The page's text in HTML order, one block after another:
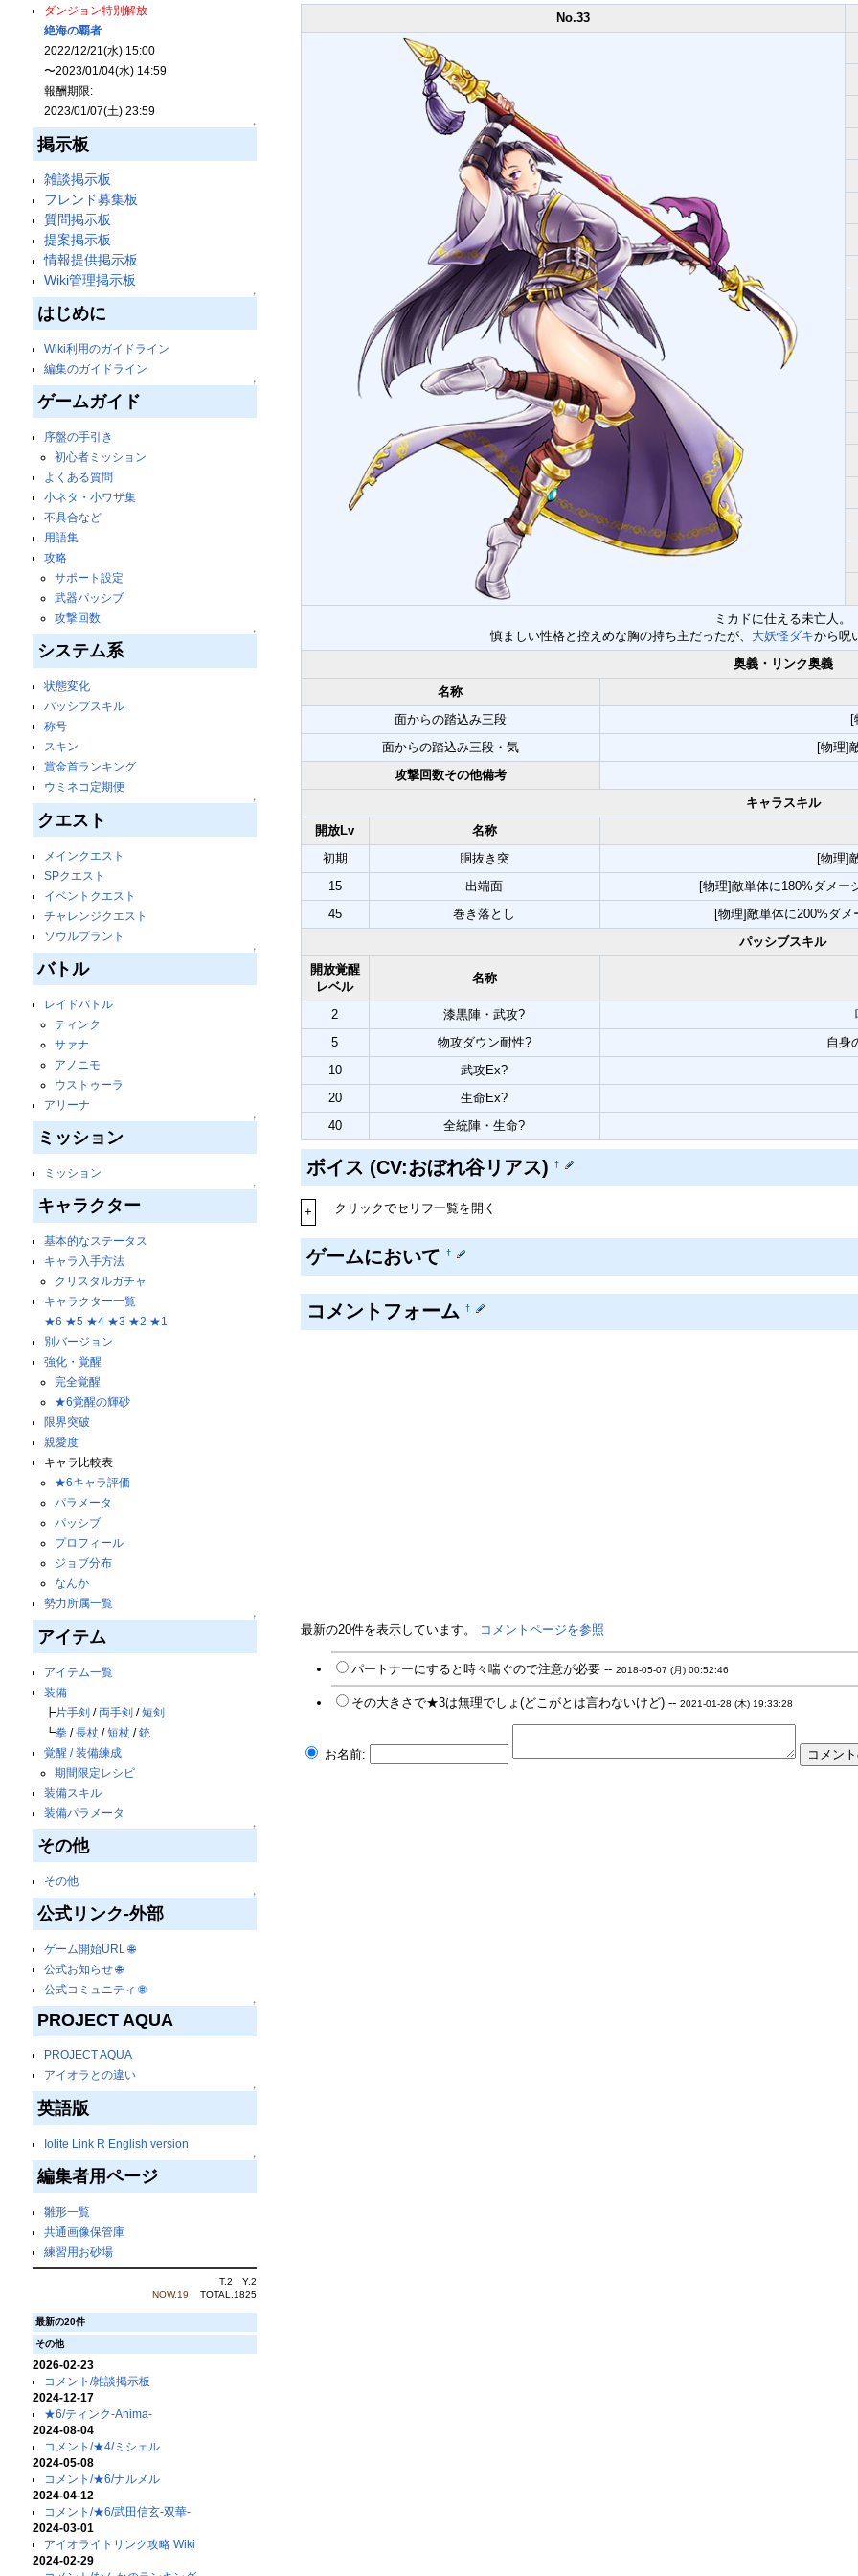
ダンジョン特別解放
絶海の覇者
2022/12/21(水) 15:00
〜2023/01/04(水) 14:59
報酬期限:
2023/01/07(土) 23:59
↑
掲示板
雑談掲示板
フレンド募集板
質問掲示板
提案掲示板
情報提供掲示板
Wiki管理掲示板
↑
はじめに
Wiki利用のガイドライン
編集のガイドライン
↑
ゲームガイド
序盤の手引き
初心者ミッション
よくある質問
小ネタ・小ワザ集
不具合など
用語集
攻略
サポート設定
武器パッシブ
攻撃回数
↑
システム系
状態変化
パッシブスキル
称号
スキン
賞金首ランキング
ウミネコ定期便
↑
クエスト
メインクエスト
SPクエスト
イベントクエスト
チャレンジクエスト
ソウルプラント
↑
バトル
レイドバトル
ティンク
サァナ
アノニモ
ウストゥーラ
アリーナ
↑
ミッション
ミッション
↑
キャラクター
基本的なステータス
キャラ入手方法
クリスタルガチャ
キャラクター一覧
★6 ★5 ★4 ★3 ★2 ★1
別バージョン
強化・覚醒
完全覚醒
★6覚醒の輝砂
限界突破
親愛度
キャラ比較表
★6キャラ評価
パラメータ
パッシブ
プロフィール
ジョブ分布
なんか
勢力所属一覧
↑
アイテム
アイテム一覧
装備
┣片手剣 / 両手剣 /短剣
┗拳/長杖 /短杖 /銃
覚醒 / 装備練成
期間限定レシピ
装備スキル
装備パラメータ
↑
その他
その他
↑
公式リンク-外部
ゲーム開始URL
🌐
公式お知らせ🌐
公式コミュニティ 🌐
↑
PROJECT AQUA
PROJECT AQUA
アイオラとの違い
↑
英語版
Iolite Link R English version
↑
編集者用ページ
雛形一覧
共通画像保管庫
練習用お砂場
T.2 Y.2
NOW.19
TOTAL.1825
最新の20件
その他
2026-02-23
コメント/雑談掲示板
2024-12-17
★6/ティンク-Anima-
2024-08-04
コメント/★4/ミシェル
2024-05-08
コメント/★6/ナルメル
2024-04-12
コメント/★6/武田信玄-双華-
2024-03-01
アイオライトリンク攻略 Wiki
2024-02-29
No.33
ミカドに仕える未亡人。
慎ましい性格と控えめな胸の持ち主だったが、 大妖怪ダキから呪
奥義・リンク奥義
名称
面からの踏込み三段
[
面からの踏込み三段・気
[物理]
攻撃回数その他備考
キャラスキル
開放Lv
名称
初期
胴抜き突
[物理]
15
出端面
[物理]敵単体に180%ダメー
45
巻き落とし
[物理]敵単体に200%ダ
パッシブスキル
開放覚醒
レベル
名称
2 漆黒陣・武攻?
5
物攻ダウン耐性?
自身
10
武攻Ex?
20
生命Ex?
40
全統陣・生命?
ボイス (CV:おぼれ谷リアス) †
+ クリックでセリフ一覧を開く
ゲームにおいて †
コメントフォーム †
最新の20件を表示しています。 コメントページを参照
パートナーにすると時々喘ぐので注意が必要 -- 2018-05-07 (月) 00:52:46
その大きさで★3は無理でしょ(どこがとは言わないけど) -- 2021-01-28 (木) 19:33:28
お名前: